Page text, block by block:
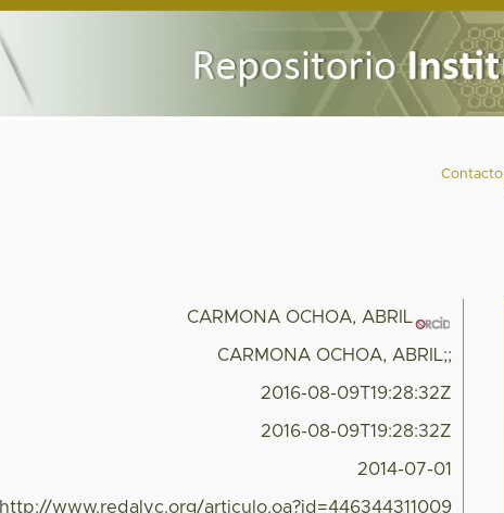
Contacto
CARMONA OCHOA, ABRIL
CARMONA OCHOA, ABRIL;;
2016-08-09T19:28:32Z
2016-08-09T19:28:32Z
2014-07-01
http://www.redalyc.org/articulo.oa?id=446344311009